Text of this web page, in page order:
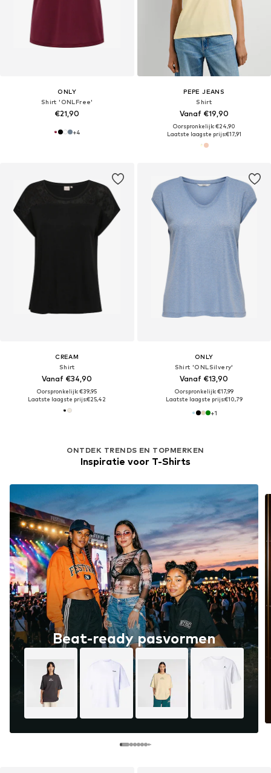
ONLY
Shirt 'ONLFree'
€21,90
+4
PEPE JEANS
Shirt
Vanaf €19,90
Oorspronkelijk: €24,90
Laatste laagste prijs:€17,91
CREAM
Shirt
Vanaf €34,90
Oorspronkelijk: €39,95
Laatste laagste prijs:€25,42
ONLY
Shirt 'ONLSilvery'
Vanaf €13,90
Oorspronkelijk: €17,99
Laatste laagste prijs:€10,79
+1
ONTDEK TRENDS EN TOPMERKEN
Inspiratie voor T-Shirts
Beat-ready pasvormen